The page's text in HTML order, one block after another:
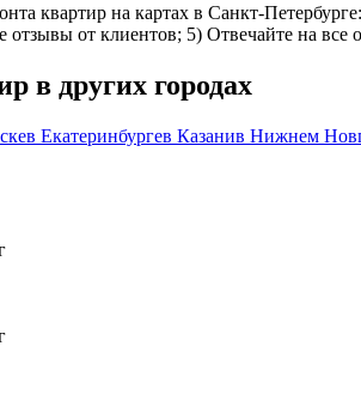
квартир на картах в Санкт-
от клиентов; 5) Отвечайте на
в других городах
в Екатеринбургев Казанив Нижнем